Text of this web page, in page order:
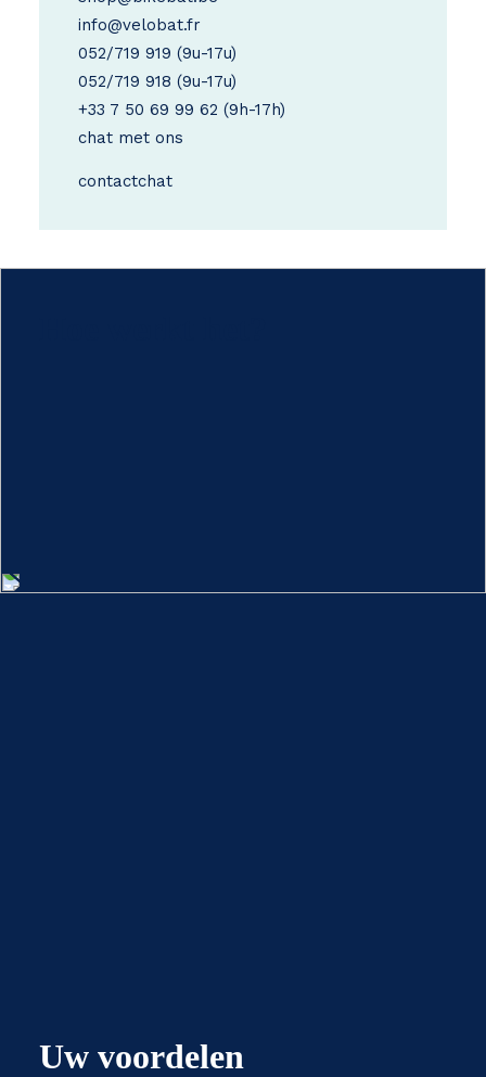
info@velobat.fr
052/719 919 (9u-17u)
052/719 918 (9u-17u)
+33 7 50 69 99 62 (9h-17h)
chat met ons
contactchat
Uw voordelen